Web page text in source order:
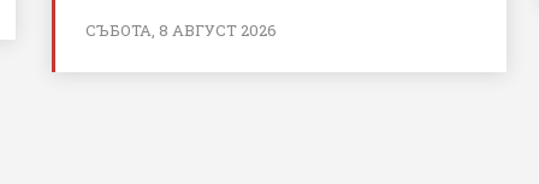
СЪБОТА, 8 АВГУСТ 2026